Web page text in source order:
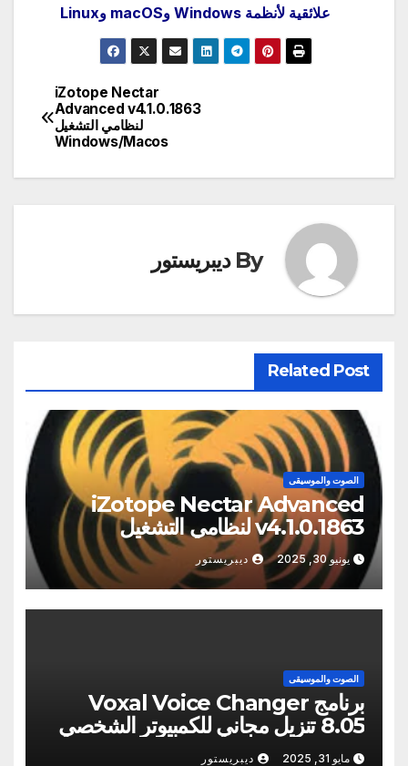
علائقية لأنظمة Windows وmacOS وLinux
iZotope Nectar
Advanced v4.1.0.1863
لنظامي التشغيل
Windows/Macos
By ديبريستور
Related Post
الصوت والموسيقى
iZotope Nectar Advanced
v4.1.0.1863 لنظامي التشغيل
Windows/Macos
يونيو 30, 2025 ديبريستور
الصوت والموسيقى
برنامج Voxal Voice Changer
8.05 تنزيل مجاني للكمبيوتر الشخصي
[2025] مايو 31, 2025 ديبريستور